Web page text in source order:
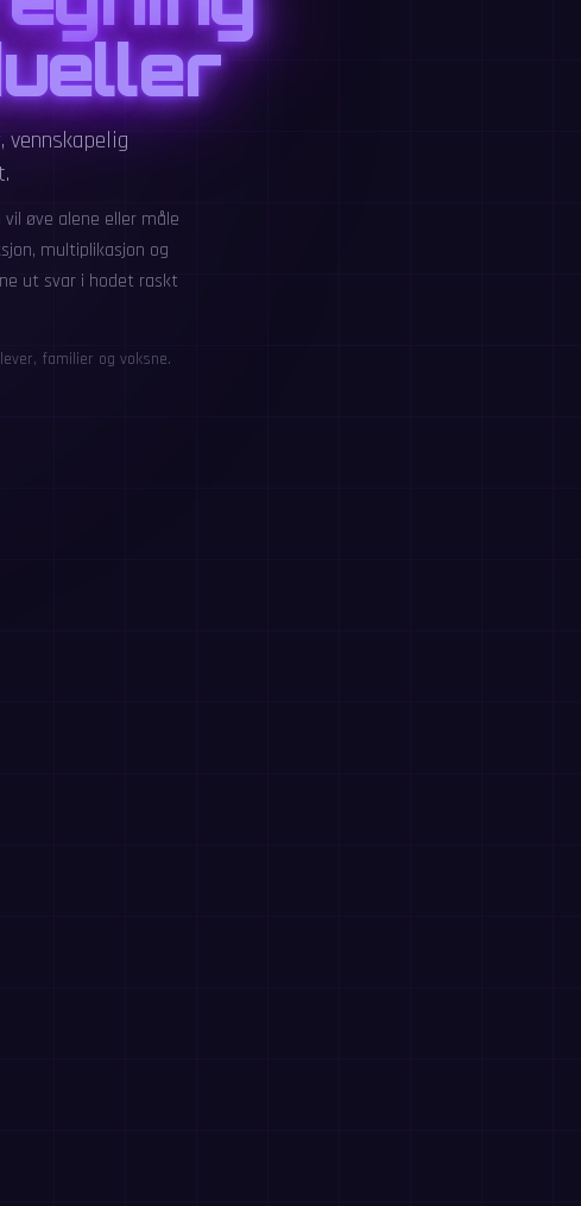
vennskapelig
øve alene eller måle
multiplikasjon og
ut svar i hodet raskt
familier og voksne.